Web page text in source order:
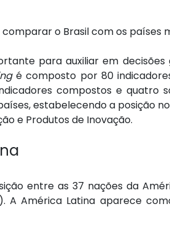
o Brasil com os países
para auxiliar em decisões
é composto por 80
compostos e quatro
estabelecendo a posição no
e Produtos de Inovação.
entre as 37 nações da
A América Latina aparece